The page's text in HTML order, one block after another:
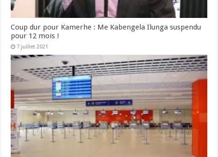
Coup dur pour Kamerhe : Me Kabengela Ilunga suspendu
pour 12 mois !
7 juillet 2021